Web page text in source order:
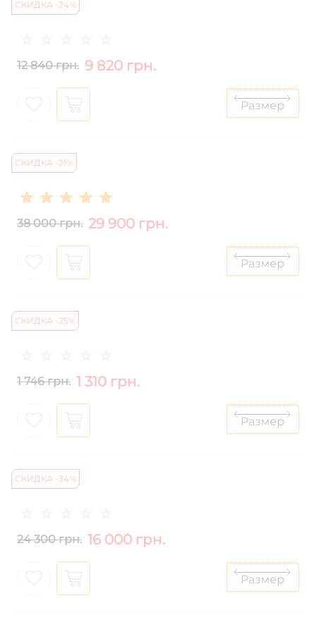
СКИДКА -24%
12 840 грн. 9 820 грн.
СКИДКА -21%
38 000 грн. 29 900 грн.
СКИДКА -25%
1 746 грн. 1 310 грн.
СКИДКА -34%
24 300 грн. 16 000 грн.